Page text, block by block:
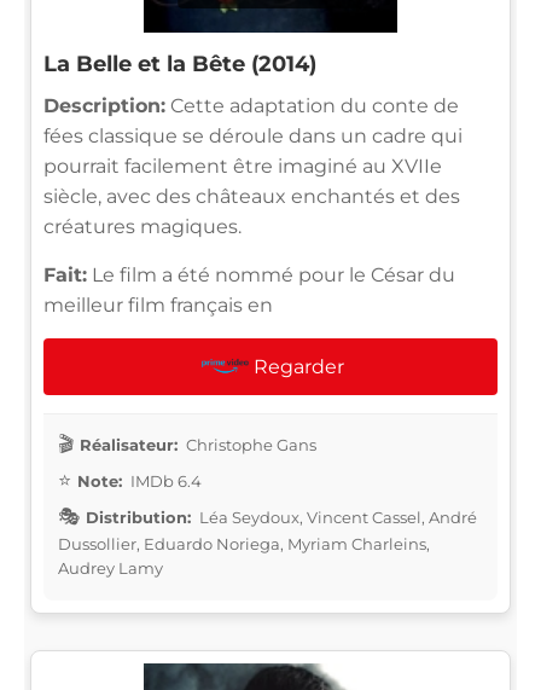
La Belle et la Bête (2014)
Description: Cette adaptation du conte de
fées classique se déroule dans un cadre qui
pourrait facilement être imaginé au XVIIe
siècle, avec des châteaux enchantés et des
créatures magiques.
Fait: Le film a été nommé pour le César du
meilleur film français en
Regarder
Réalisateur: Christophe Gans
Note: IMDb 6.4
Distribution: Léa Seydoux, Vincent Cassel, André
Dussollier, Eduardo Noriega, Myriam Charleins,
Audrey Lamy